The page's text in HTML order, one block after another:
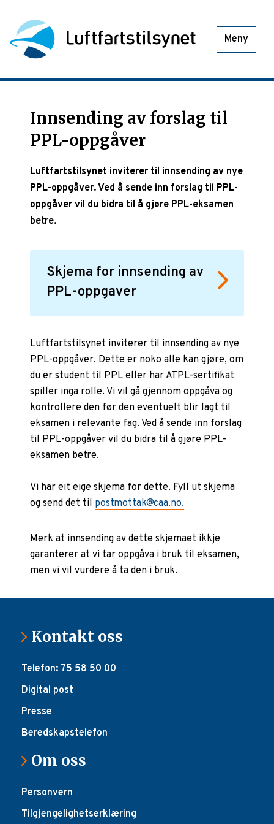
Meny
Innsending av forslag til
PPL-oppgåver
Luftfartstilsynet inviterer til innsending av nye
PPL-oppgåver. Ved å sende inn forslag til PPL-
oppgåver vil du bidra til å gjøre PPL-eksamen
betre.
Skjema for innsending av
PPL-oppgaver
Luftfartstilsynet inviterer til innsending av nye
PPL-oppgåver. Dette er noko alle kan gjøre, om
du er student til PPL eller har ATPL-sertifikat
spiller inga rolle. Vi vil gå gjennom oppgåva og
kontrollere den før den eventuelt blir lagt til
eksamen i relevante fag. Ved å sende inn forslag
til PPL-oppgåver vil du bidra til å gjøre PPL-
eksamen betre.
Vi har eit eige skjema for dette. Fyll ut skjema
og send det til postmottak@caa.no.
Merk at innsending av dette skjemaet ikkje
garanterer at vi tar oppgåva i bruk til eksamen,
men vi vil vurdere å ta den i bruk.
Kontakt oss
Telefon: 75 58 50 00
Digital post
Presse
Beredskapstelefon
Om oss
Personvern
Tilgjengelighetserklæring